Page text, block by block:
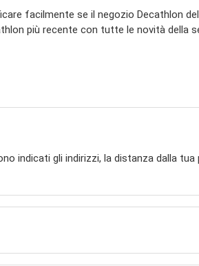
facilmente se il negozio Decathlon
più recente con tutte le novità della
indicati gli indirizzi, la distanza dalla